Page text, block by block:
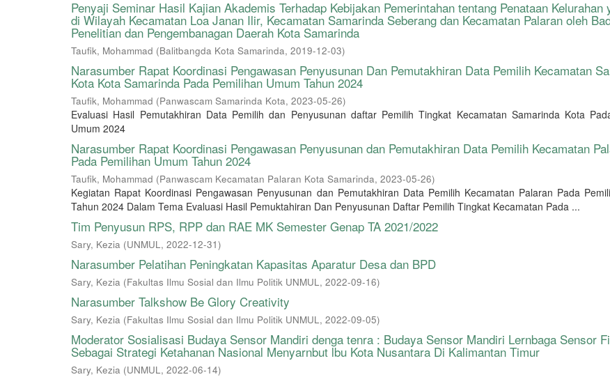
Penyaji Seminar Hasil Kajian Akademis Terhadap Kebijakan Pemerintahan tentang Penataan Kelurahan
di Wilayah Kecamatan Loa Janan Ilir, Kecamatan Samarinda Seberang dan Kecamatan Palaran oleh
Penelitian dan Pengembanagan Daerah Kota Samarinda
Taufik, Mohammad (Balitbangda Kota Samarinda, 2019-12-03)
Narasumber Rapat Koordinasi Pengawasan Penyusunan Dan Pemutakhiran Data Pemilih Kecamatan
Kota Kota Samarinda Pada Pemilihan Umum Tahun 2024
Taufik, Mohammad (Panwascam Samarinda Kota, 2023-05-26)
Evaluasi Hasil Pemutakhiran Data Pemilih dan Penyusunan daftar Pemilih Tingkat Kecamatan Samarinda Kota
Umum 2024
Narasumber Rapat Koordinasi Pengawasan Penyusunan dan Pemutakhiran Data Pemilih Kecamatan
Pada Pemilihan Umum Tahun 2024
Taufik, Mohammad (Panwascam Kecamatan Palaran Kota Samarinda, 2023-05-26)
Kegiatan Rapat Koordinasi Pengawasan Penyusunan dan Pemutakhiran Data Pemilih Kecamatan Palaran Pada
Tahun 2024 Dalam Tema Evaluasi Hasil Pemuktahiran Dan Penyusunan Daftar Pemilih Tingkat Kecamatan Pada ...
Tim Penyusun RPS, RPP dan RAE MK Semester Genap TA 2021/2022
Sary, Kezia (UNMUL, 2022-12-31)
Narasumber Pelatihan Peningkatan Kapasitas Aparatur Desa dan BPD
Sary, Kezia (Fakultas Ilmu Sosial dan Ilmu Politik UNMUL, 2022-09-16)
Narasumber Talkshow Be Glory Creativity
Sary, Kezia (Fakultas Ilmu Sosial dan Ilmu Politik UNMUL, 2022-09-05)
Moderator Sosialisasi Budaya Sensor Mandiri denga tenra : Budaya Sensor Mandiri Lernbaga Sensor
Sebagai Strategi Ketahanan Nasional Menyarnbut lbu Kota Nusantara Di Kalimantan Timur
Sary, Kezia (UNMUL, 2022-06-14)